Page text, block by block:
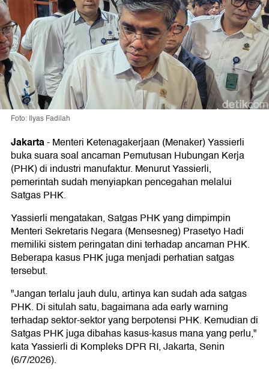
Foto: Ilyas Fadilah
Jakarta-Menteri Ketenagakerjaan (Menaker) Yassierli
buka suara soal ancaman Pemutusan Hubungan Kerja
(PHK) di industri manufaktur. Menurut Yassierli,
pemerintah sudah menyiapkan pencegahan melalui
Satgas PHK.
Yassierli mengatakan, Satgas PHK yang dimpimpin
Menteri Sekretaris Negara (Mensesneg) Prasetyo Hadi
memiliki sistem peringatan dini terhadap ancaman PHK.
Beberapa kasus PHK juga menjadi perhatian satgas
tersebut.
"Jangan terlalu jauh dulu, artinya kan sudah ada satgas
PHK. Di situlah satu, bagaimana ada early warning
terhadap sektor-sektor yang berpotensi PHK. Kemudian di
Satgas PHK juga dibahas kasus-kasus mana yang perlu,"
kata Yassierli di Kompleks DPR RI, Jakarta, Senin
(6/7/2026).